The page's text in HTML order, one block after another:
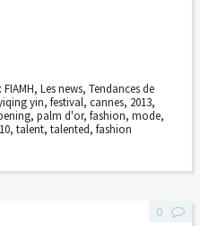
FIAMH, Les news, Tendances de
yin,festival,cannes, 2013,
, palm d'or, fashion, mode,
, talent, talented, fashion
0